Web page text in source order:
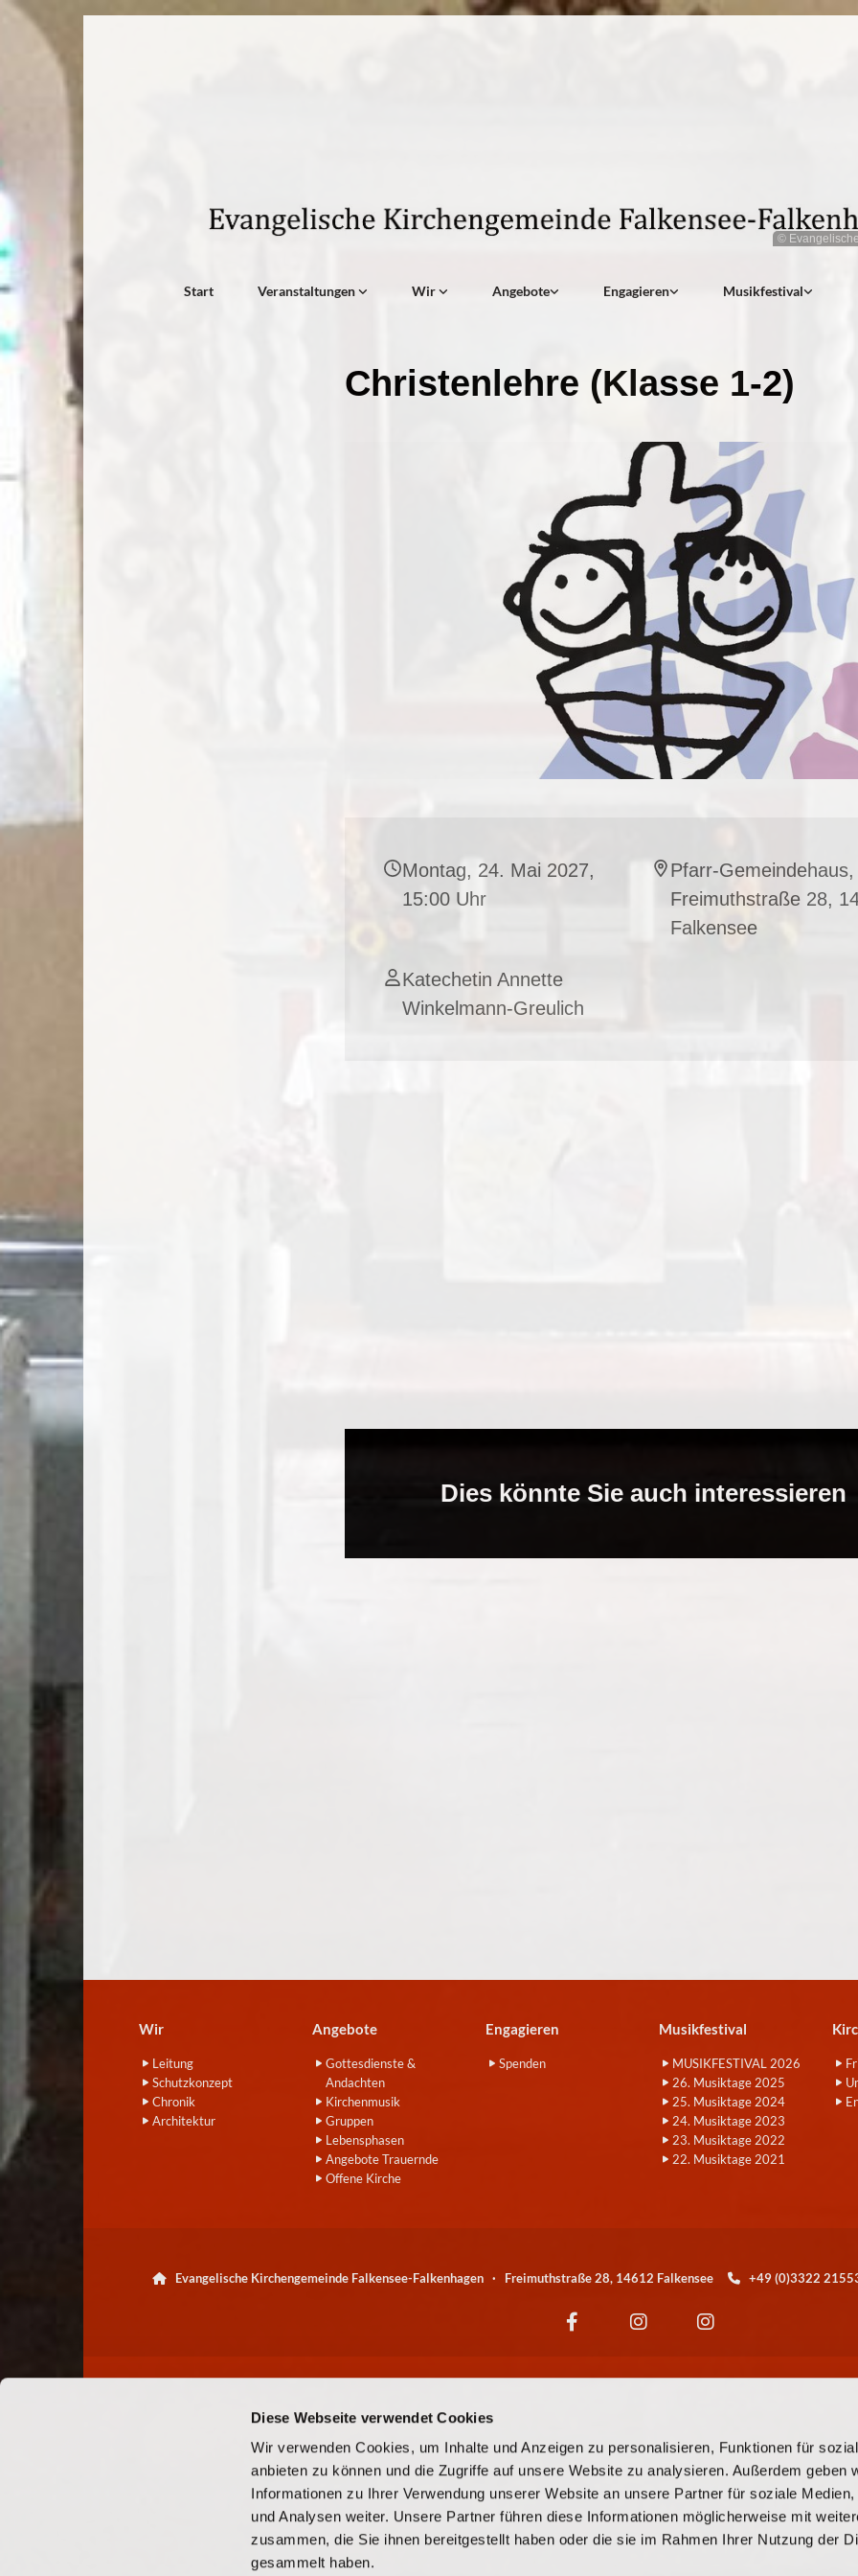
Diese Webseite verwendet Cookies
Wir verwenden Cookies, um Inhalte und Anzeigen zu personalisieren, Funktionen für
anbieten zu können und die Zugriffe auf unsere Website zu analysieren. Außerdem geben
Informationen zu Ihrer Verwendung unserer Website an unsere Partner für soziale Medien,
und Analysen weiter. Unsere Partner führen diese Informationen möglicherweise mit
zusammen, die Sie ihnen bereitgestellt haben oder die sie im Rahmen Ihrer Nutzung der
gesammelt haben.
©
Start Veranstaltungen Wir Angebote Engagieren Musikfestival
Christenlehre (Klasse 1-2)
Montag, 24. Mai 2027,
15:00 Uhr
Pfarr-Gemeindehaus,
Freimuthstraße 28,
Falkensee
Katechetin Annette
Winkelmann-Greulich
Dies könnte Sie auch interessieren
Wir
Leitung
Schutzkonzept
Chronik
Architektur
Angebote
Gottesdienste &
Andachten
Kirchenmusik
Gruppen
Lebensphasen
Angebote Trauernde
Offene Kirche
Engagieren
Spenden
Musikfestival
MUSIKFESTIVAL 2026
26. Musiktage 2025
25. Musiktage 2024
24. Musiktage 2023
23. Musiktage 2022
22. Musiktage 2021
 Evangelische Kirchengemeinde Falkensee-Falkenhagen · Freimuthstraße 28, 14612 Falkensee  +49 (0)3322
© EKBO
© Evangelische Kirchengemeinde Falkensee-Falkenhagen
Cookie-Richtlinie